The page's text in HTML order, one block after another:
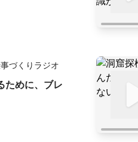
づくりラジオ
ために、ブレ